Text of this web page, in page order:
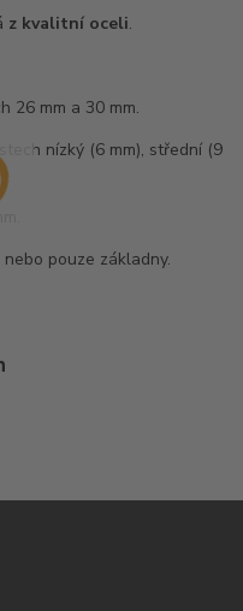
z kvalitní oceli.
26 mm a 30 mm.
nízký (6 mm), střední (9
pouze základny.